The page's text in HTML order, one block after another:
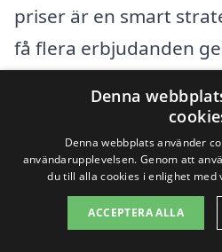
priser är en smart
få flera erbjudanden
plattform, vilket ger
en välgrundad beslut.
inte är den enda
kvalitet och
avgörande för en
Denna
Denna webbplats använder
användarupplevelsen. Genom att
du till alla cookies i enlighet med
ACCEPTERA ALLA